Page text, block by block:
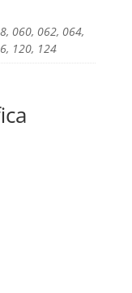
060, 062, 064,
120, 124